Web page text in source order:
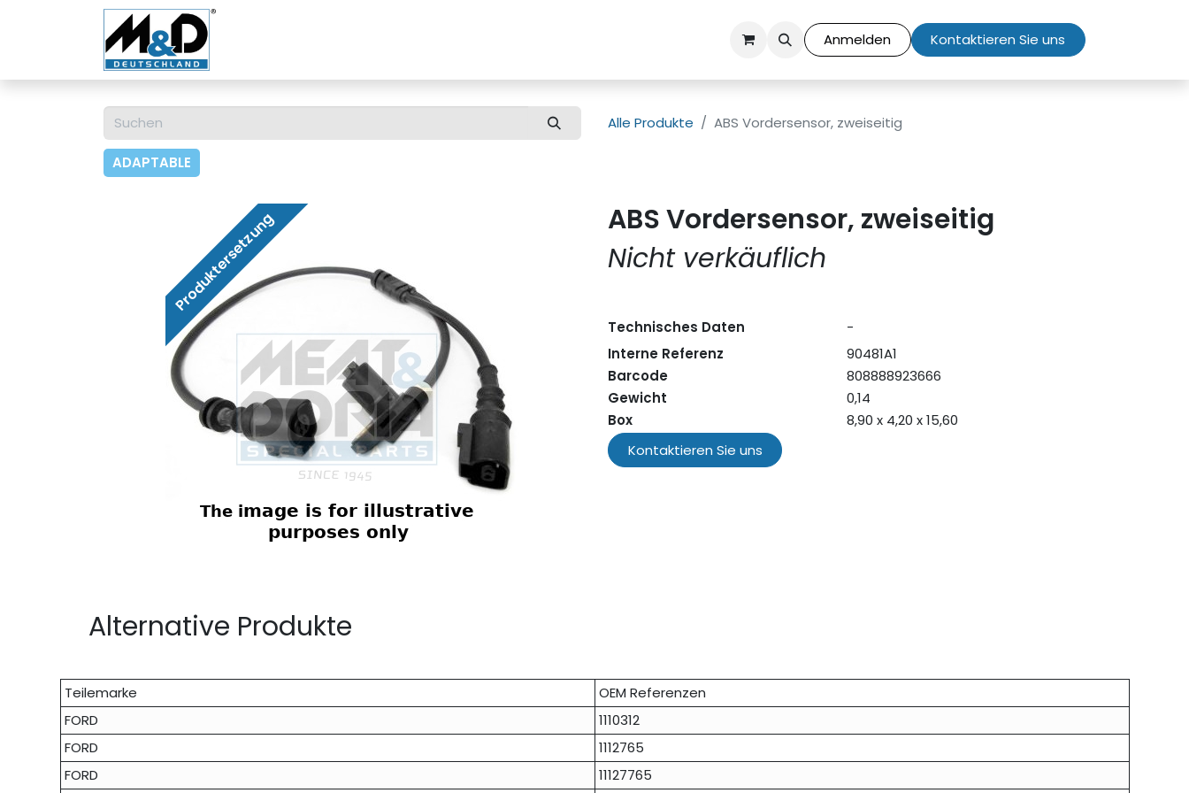
Anmelden Kontaktieren Sie uns
Alle Produkte ABS Vordersensor, zweiseitig
ADAPTABLE
Produktersetzung
ABS Vordersensor, zweiseitig
Nicht verkäuflich
Technisches Daten
-
Interne Referenz
90481A1
Barcode
808888923666
Gewicht
0,14
Box
8,90 x 4,20 x 15,60
Kontaktieren Sie uns
Alternative Produkte
Teilemarke
OEM Referenzen
FORD
1110312
FORD
1112765
FORD
11127765